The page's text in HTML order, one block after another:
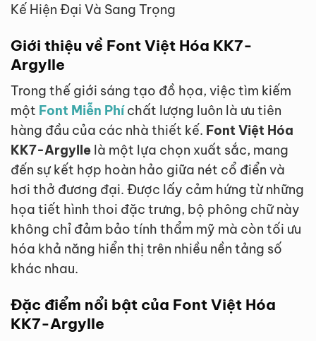
Kế Hiện Đại Và Sang Trọng
Giới thiệu về Font Việt Hóa KK7-
Argylle
Trong thế giới sáng tạo đồ họa, việc tìm kiếm
một Font Miễn Phíchất lượng luôn là ưu tiên
hàng đầu của các nhà thiết kế. Font Việt Hóa
KK7-Argylle là một lựa chọn xuất sắc, mang
đến sự kết hợp hoàn hảo giữa nét cổ điển và
hơi thở đương đại. Được lấy cảm hứng từ những
họa tiết hình thoi đặc trưng, bộ phông chữ này
không chỉ đảm bảo tính thẩm mỹ mà còn tối ưu
hóa khả năng hiển thị trên nhiều nền tảng số
khác nhau.
Đặc điểm nổi bật của Font Việt Hóa
KK7-Argylle